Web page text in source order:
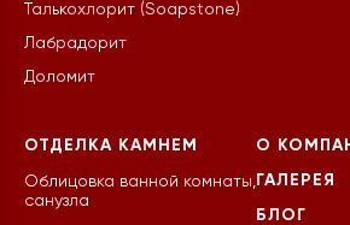
Талькохлорит (Soapstone)
Лабрадорит
Доломит
ОТДЕЛКА КАМНЕМ
Облицовка ванной комнаты,
санузла
О
ГАЛЕРЕЯ
БЛОГ